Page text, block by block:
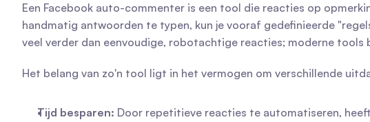
Een Facebook auto-commenter is een tool die reacties op
handmatig antwoorden te typen, kun je vooraf gedefinieerde
veel verder dan eenvoudige, robotachtige reacties; moderne
Het belang van zo'n tool ligt in het vermogen om verschillende
Tijd besparen: Door repetitieve reacties te automatiseren,